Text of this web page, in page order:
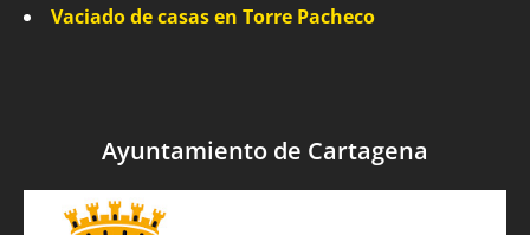
Vaciado de casas en Torre Pacheco
Ayuntamiento de Cartagena